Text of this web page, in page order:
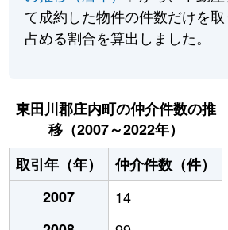
て成約した物件の件数だけを
占める割合を算出しました。
東田川郡庄内町の仲介件数の推
移（2007～2022年）
取引年（年）
仲介件数（件）
2007
14